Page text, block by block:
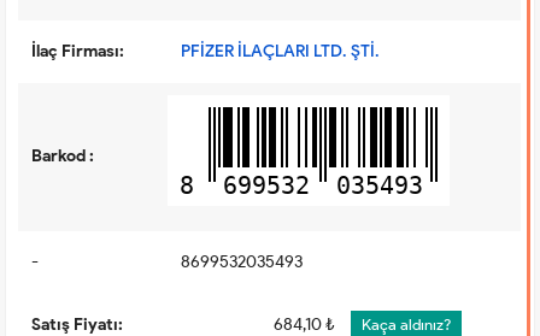
İlaç Firması: PFİZER İLAÇLARI LTD. ŞTİ.
Barkod :
8 699532 035493
- 8699532035493
Satış Fiyatı: 684,10 ₺ Kaça aldınız?